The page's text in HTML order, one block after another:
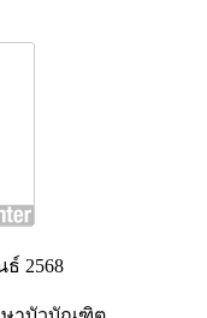
2568